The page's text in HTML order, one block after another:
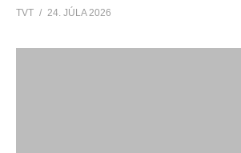
TVT 24. JÚLA 2026